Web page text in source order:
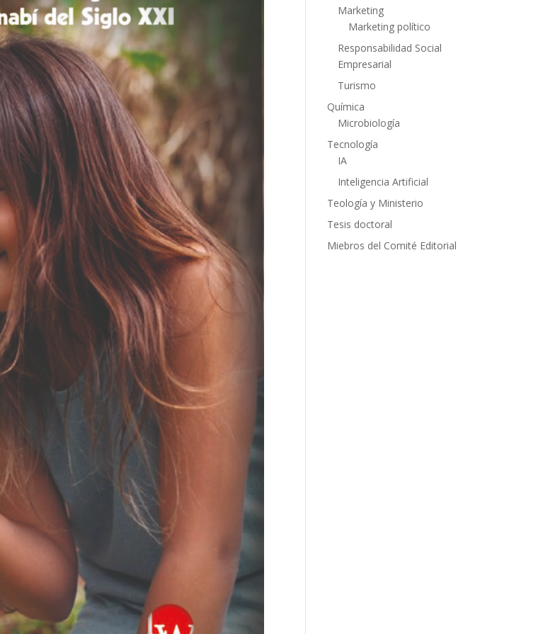
Marketing
Marketing político
Responsabilidad Social
Empresarial
Turismo
Química
Microbiología
Tecnología
IA
Inteligencia Artificial
Teología y Ministerio
Tesis doctoral
Miebros del Comité Editorial